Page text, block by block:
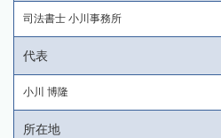
司法書士 小川事務所
代表
小川 博隆
所在地